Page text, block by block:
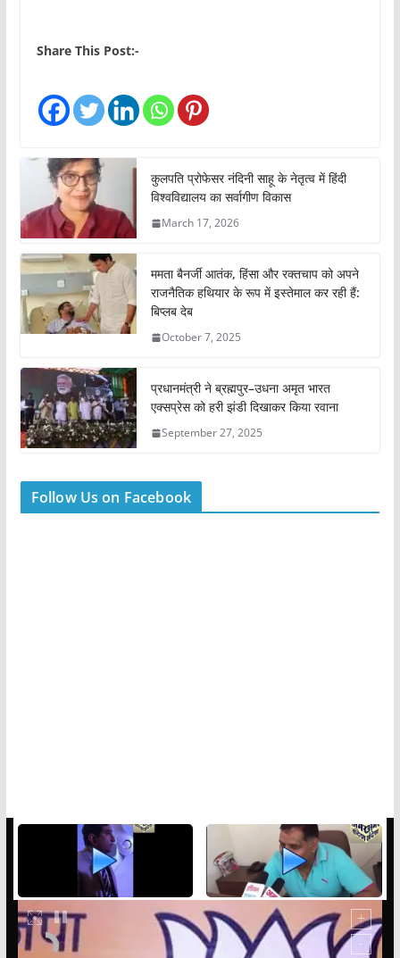
Share This Post:-
कुलपति प्रोफेसर नंदिनी साहू के नेतृत्व में हिंदी
विश्वविद्यालय का सर्वागीण विकास
March 17, 2026
ममता बैनर्जी आतंक, हिंसा और रक्तचाप को अपने
राजनैतिक हथियार के रूप में इस्तेमाल कर रही हैं:
बिप्लब देब
October 7, 2025
प्रधानमंत्री ने ब्रह्मपुर–उधना अमृत भारत
एक्सप्रेस को हरी झंडी दिखाकर किया रवाना
September 27, 2025
Follow Us on Facebook